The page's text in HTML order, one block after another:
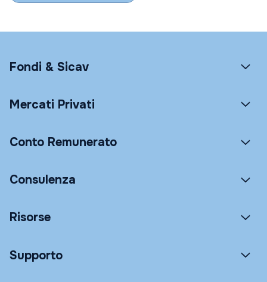
Fondi & Sicav
Mercati Privati
Conto Remunerato
Consulenza
Risorse
Supporto